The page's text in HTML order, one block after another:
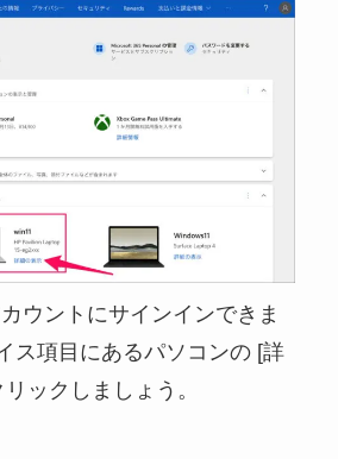
ウントにサインインできま
ス項目にあるパソコンの [詳
ックしましょう。